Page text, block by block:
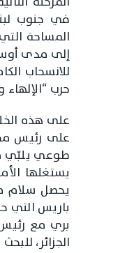
المساحة
حرب “الإلهاء
على هذه
على رئيس
طوعي يلبّي
يستغلها
يحصل سلام
باريس التي
بري مع
الجزائر،